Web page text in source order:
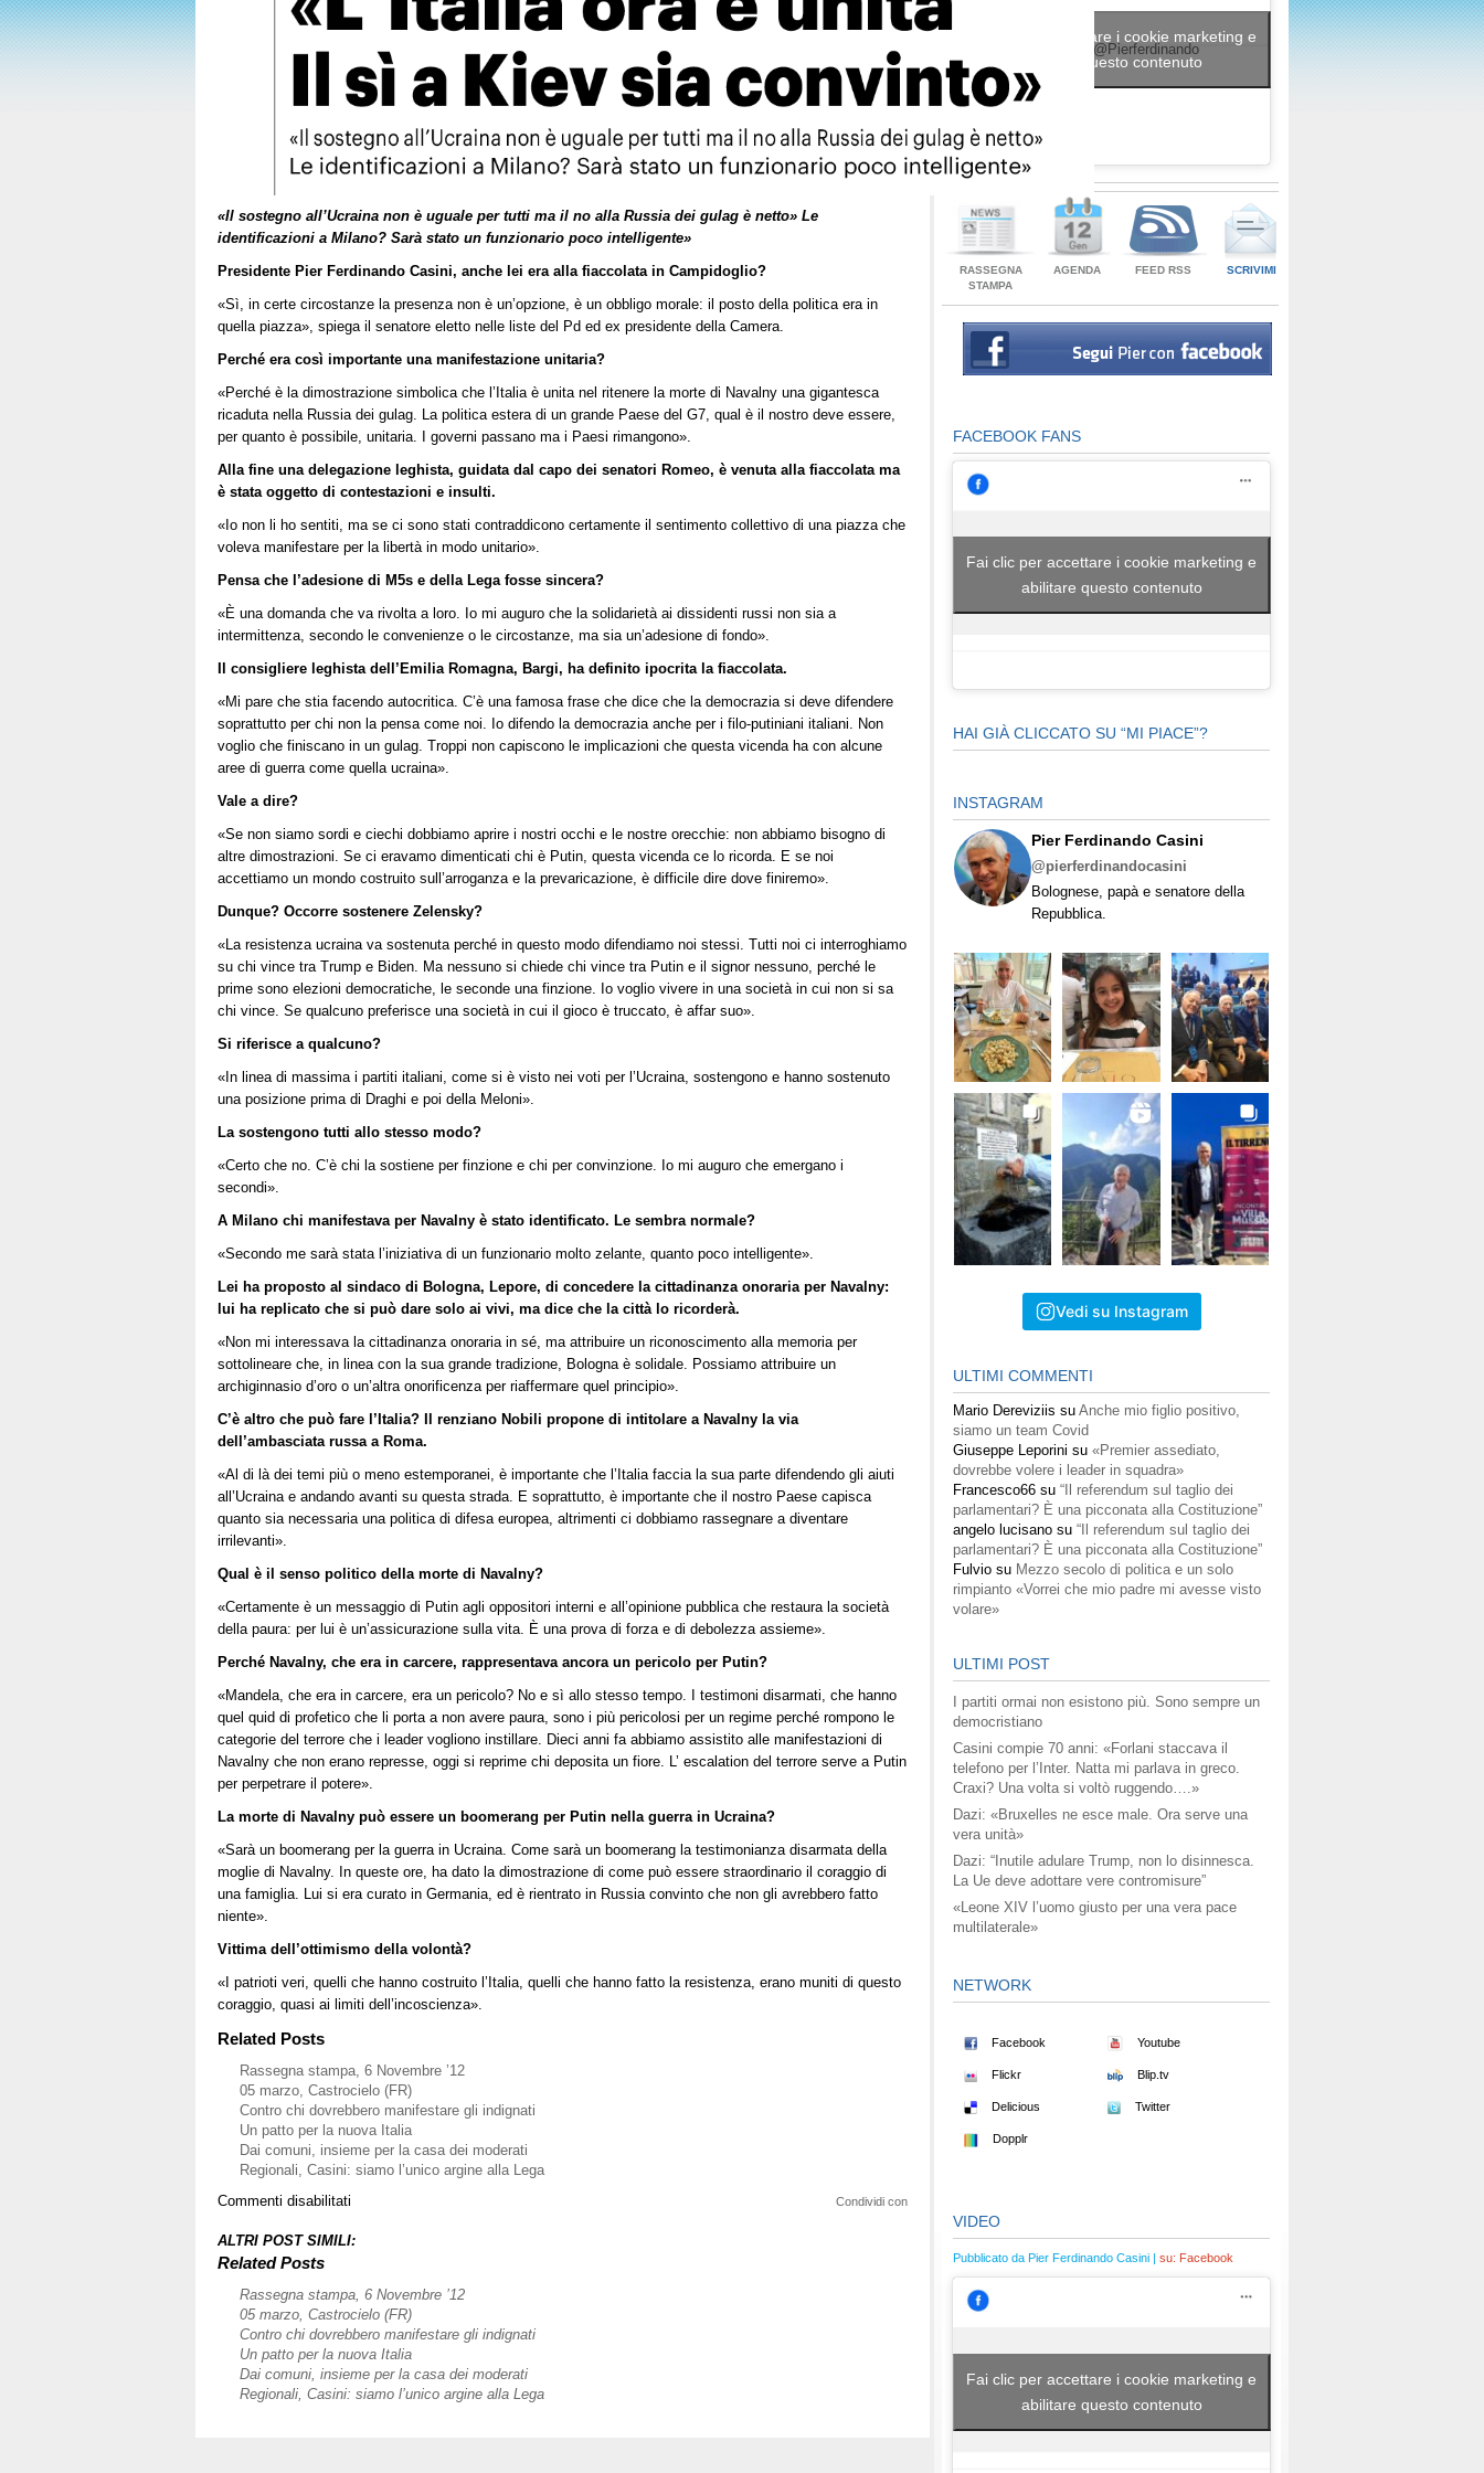
«Il sostegno all’Ucraina non è uguale per tutti ma il no alla Russia dei gulag è netto» Le
identificazioni a Milano? Sarà stato un funzionario poco intelligente»
Presidente Pier Ferdinando Casini, anche lei era alla fiaccolata in Campidoglio?
«Sì, in certe circostanze la presenza non è un’opzione, è un obbligo morale: il posto della politica era in
quella piazza», spiega il senatore eletto nelle liste del Pd ed ex presidente della Camera.
Perché era così importante una manifestazione unitaria?
«Perché è la dimostrazione simbolica che l’Italia è unita nel ritenere la morte di Navalny una gigantesca
ricaduta nella Russia dei gulag. La politica estera di un grande Paese del G7, qual è il nostro deve essere,
per quanto è possibile, unitaria. I governi passano ma i Paesi rimangono».
Alla fine una delegazione leghista, guidata dal capo dei senatori Romeo, è venuta alla fiaccolata ma
è stata oggetto di contestazioni e insulti.
«Io non li ho sentiti, ma se ci sono stati contraddicono certamente il sentimento collettivo di una piazza che
voleva manifestare per la libertà in modo unitario».
Pensa che l’adesione di M5s e della Lega fosse sincera?
«È una domanda che va rivolta a loro. Io mi auguro che la solidarietà ai dissidenti russi non sia a
intermittenza, secondo le convenienze o le circostanze, ma sia un’adesione di fondo».
Il consigliere leghista dell’Emilia Romagna, Bargi, ha definito ipocrita la fiaccolata.
«Mi pare che stia facendo autocritica. C’è una famosa frase che dice che la democrazia si deve difendere
soprattutto per chi non la pensa come noi. Io difendo la democrazia anche per i filo-putiniani italiani. Non
voglio che finiscano in un gulag. Troppi non capiscono le implicazioni che questa vicenda ha con alcune
aree di guerra come quella ucraina».
Vale a dire?
«Se non siamo sordi e ciechi dobbiamo aprire i nostri occhi e le nostre orecchie: non abbiamo bisogno di
altre dimostrazioni. Se ci eravamo dimenticati chi è Putin, questa vicenda ce lo ricorda. E se noi
accettiamo un mondo costruito sull’arroganza e la prevaricazione, è difficile dire dove finiremo».
Dunque? Occorre sostenere Zelensky?
«La resistenza ucraina va sostenuta perché in questo modo difendiamo noi stessi. Tutti noi ci interroghiamo
su chi vince tra Trump e Biden. Ma nessuno si chiede chi vince tra Putin e il signor nessuno, perché le
prime sono elezioni democratiche, le seconde una finzione. Io voglio vivere in una società in cui non si sa
chi vince. Se qualcuno preferisce una società in cui il gioco è truccato, è affar suo».
Si riferisce a qualcuno?
«In linea di massima i partiti italiani, come si è visto nei voti per l’Ucraina, sostengono e hanno sostenuto
una posizione prima di Draghi e poi della Meloni».
La sostengono tutti allo stesso modo?
«Certo che no. C’è chi la sostiene per finzione e chi per convinzione. Io mi auguro che emergano i
secondi».
A Milano chi manifestava per Navalny è stato identificato. Le sembra normale?
«Secondo me sarà stata l’iniziativa di un funzionario molto zelante, quanto poco intelligente».
Lei ha proposto al sindaco di Bologna, Lepore, di concedere la cittadinanza onoraria per Navalny:
lui ha replicato che si può dare solo ai vivi, ma dice che la città lo ricorderà.
«Non mi interessava la cittadinanza onoraria in sé, ma attribuire un riconoscimento alla memoria per
sottolineare che, in linea con la sua grande tradizione, Bologna è solidale. Possiamo attribuire un
archiginnasio d’oro o un’altra onorificenza per riaffermare quel principio».
C’è altro che può fare l’Italia? Il renziano Nobili propone di intitolare a Navalny la via
dell’ambasciata russa a Roma.
«Al di là dei temi più o meno estemporanei, è importante che l’Italia faccia la sua parte difendendo gli aiuti
all’Ucraina e andando avanti su questa strada. E soprattutto, è importante che il nostro Paese capisca
quanto sia necessaria una politica di difesa europea, altrimenti ci dobbiamo rassegnare a diventare
irrilevanti».
Qual è il senso politico della morte di Navalny?
«Certamente è un messaggio di Putin agli oppositori interni e all’opinione pubblica che restaura la società
della paura: per lui è un’assicurazione sulla vita. È una prova di forza e di debolezza assieme».
Perché Navalny, che era in carcere, rappresentava ancora un pericolo per Putin?
«Mandela, che era in carcere, era un pericolo? No e sì allo stesso tempo. I testimoni disarmati, che hanno
quel quid di profetico che li porta a non avere paura, sono i più pericolosi per un regime perché rompono le
categorie del terrore che i leader vogliono instillare. Dieci anni fa abbiamo assistito alle manifestazioni di
Navalny che non erano represse, oggi si reprime chi deposita un fiore. L’ escalation del terrore serve a Putin
per perpetrare il potere».
La morte di Navalny può essere un boomerang per Putin nella guerra in Ucraina?
«Sarà un boomerang per la guerra in Ucraina. Come sarà un boomerang la testimonianza disarmata della
moglie di Navalny. In queste ore, ha dato la dimostrazione di come può essere straordinario il coraggio di
una famiglia. Lui si era curato in Germania, ed è rientrato in Russia convinto che non gli avrebbero fatto
niente».
Vittima dell’ottimismo della volontà?
«I patrioti veri, quelli che hanno costruito l’Italia, quelli che hanno fatto la resistenza, erano muniti di questo
coraggio, quasi ai limiti dell’incoscienza».
Related Posts
Rassegna stampa, 6 Novembre ’12
05 marzo, Castrocielo (FR)
Contro chi dovrebbero manifestare gli indignati
Un patto per la nuova Italia
Dai comuni, insieme per la casa dei moderati
Regionali, Casini: siamo l’unico argine alla Lega
Commenti disabilitati
L’Italia
unita.
Il
sì
a
Kiev
sia
ALTRI POST SIMILI:
Related Posts
Rassegna stampa, 6 Novembre ’12
05 marzo, Castrocielo (FR)
Contro chi dovrebbero manifestare gli indignati
Un patto per la nuova Italia
Dai comuni, insieme per la casa dei moderati
Regionali, Casini: siamo l’unico argine alla Lega
Condividi con
Tweets by @Pierferdinando
Fai clic per accettare i cookie marketing e
abilitare questo contenuto
RASSEGNA
STAMPA
AGENDA FEED RSS SCRIVIMI
FACEBOOK FANS
Fai clic per accettare i cookie marketing e
abilitare questo contenuto
HAI GIÀ CLICCATO SU “MI PIACE”?
INSTAGRAM
Pier Ferdinando Casini
@pierferdinandocasini
Bolognese, papà e senatore della
Repubblica.
Vedi su Instagram
ULTIMI COMMENTI
Mario Dereviziis su Anche mio figlio positivo,
siamo un team Covid
Giuseppe Leporini su «Premier assediato,
dovrebbe volere i leader in squadra»
Francesco66 su “Il referendum sul taglio dei
parlamentari? È una picconata alla Costituzione”
angelo lucisano su “Il referendum sul taglio dei
parlamentari? È una picconata alla Costituzione”
Fulvio su Mezzo secolo di politica e un solo
rimpianto «Vorrei che mio padre mi avesse visto
volare»
ULTIMI POST
I partiti ormai non esistono più. Sono sempre un
democristiano
Casini compie 70 anni: «Forlani staccava il
telefono per l’Inter. Natta mi parlava in greco.
Craxi? Una volta si voltò ruggendo….»
Dazi: «Bruxelles ne esce male. Ora serve una
vera unità»
Dazi: “Inutile adulare Trump, non lo disinnesca.
La Ue deve adottare vere contromisure”
«Leone XIV l’uomo giusto per una vera pace
multilaterale»
NETWORK
Facebook Youtube
Flickr Blip.tv
Delicious Twitter
Dopplr
VIDEO
Pubblicato da Pier Ferdinando Casini | su: Facebook
Fai clic per accettare i cookie marketing e
abilitare questo contenuto